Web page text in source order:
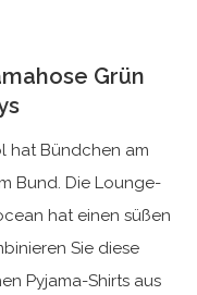
Grün
hat Bündchen am
Bund. Die Lounge-
hat einen süßen
Sie diese
Pyjama-Shirts aus